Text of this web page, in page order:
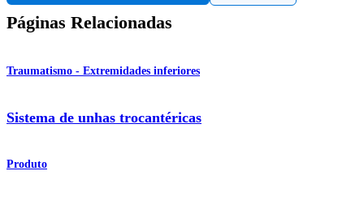
Páginas Relacionadas
Traumatismo - Extremidades inferiores
Sistema de unhas trocantéricas
Produto